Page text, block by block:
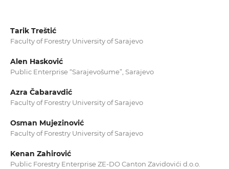
Tarik Treštić
Faculty of Forestry University of Sarajevo
Alen Hasković
Public Enterprise “Sarajevošume”, Sarajevo
Azra Čabaravdić
Faculty of Forestry University of Sarajevo
Osman Mujezinović
Faculty of Forestry University of Sarajevo
Kenan Zahirović
Public Forestry Enterprise ZE-DO Canton Zavidovići d.o.o.